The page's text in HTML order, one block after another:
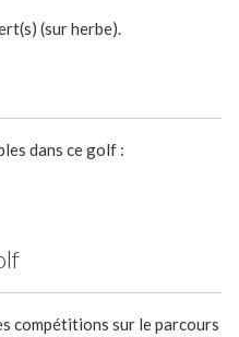
(sur herbe).
dans ce golf :
compétitions sur le parcours